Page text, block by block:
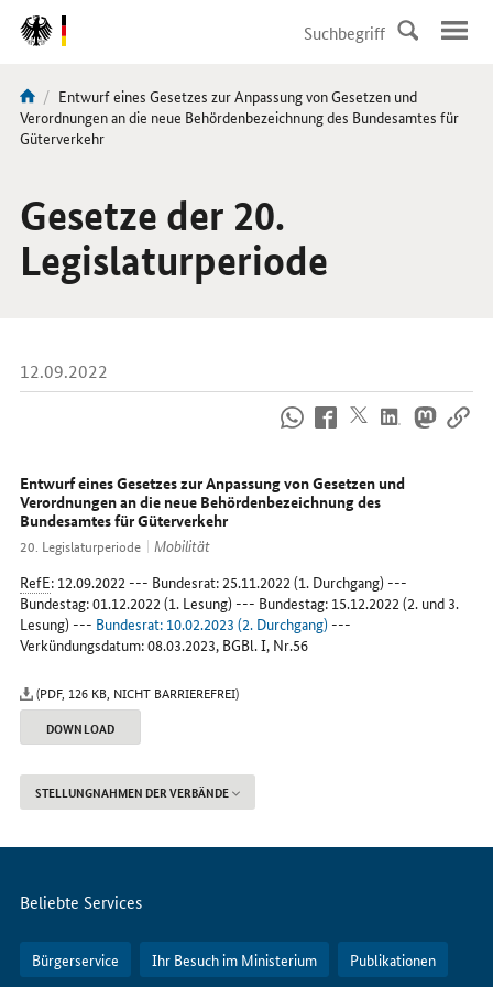
DirektZu:
Navigation
Sie
sind
Aktuelle
Seite:
Entwurf eines Gesetzes zur Anpassung von Gesetzen und
Verordnungen an die neue Behördenbezeichnung des Bundesamtes für
Güterverkehr
Gesetze der 20.
Legislaturperiode
12.09.2022
uns
im
Internet
Entwurf eines Gesetzes zur Anpassung von Gesetzen und
Verordnungen an die neue Behördenbezeichnung des
Bundesamtes für Güterverkehr
20. Legislaturperiode
Mobilität
RefE: 12.09.2022 --- Bundesrat: 25.11.2022 (1. Durchgang) ---
Bundestag: 01.12.2022 (1. Lesung) --- Bundestag: 15.12.2022 (2. und 3.
Lesung) --- Bundesrat: 10.02.2023 (2. Durchgang) ---
Verkündungsdatum: 08.03.2023, BGBl. I, Nr.56
(PDF, 126 KB, NICHT BARRIEREFREI)
DOWNLOAD
STELLUNGNAHMEN DER VERBÄNDE
Servicemenü
Beliebte Services
Bürgerservice Ihr Besuch im Ministerium Publikationen